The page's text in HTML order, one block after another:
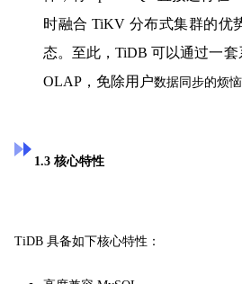
时融合 TiKV 分布式集群的优
态。至此，TiDB 可以通过一
OLAP，免除用户数据同步的烦恼
1.3 核心特性
TiDB 具备如下核心特性：